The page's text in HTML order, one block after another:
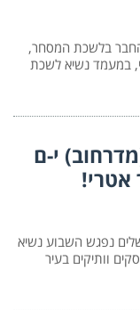
החבר בלשכת המסחר,
במעמד נשיא לשכת
י-ם
נפגש השבוע נשיא
וותיקים בעיר